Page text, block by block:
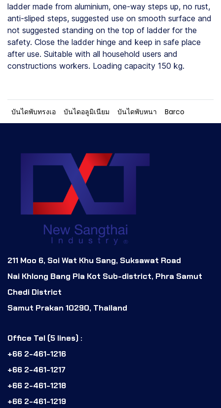
ladder made from aluminium, one-way steps up, no rust,
anti-sliped steps, suggested use on smooth surface and
not suggested standing on the top of ladder for the
safety. Close the ladder hinge and keep in safe place
after use. Suitable with all household users and
constructions workers. Loading capacity 150 kg.
บันไดพับทรงเอ บันไดอลูมิเนียม บันไดพับหนา Barco
211 Moo 6, Soi Wat Khu Sang, Suksawat Road
Nai Khlong Bang Pla Kot Sub-district, Phra Samut
Chedi District
Samut Prakan 10290, Thailand
Office Tel (5 lines) :
+66 2-461-1216
+66 2-461-1217
+66 2-461-1218
+66 2-461-1219